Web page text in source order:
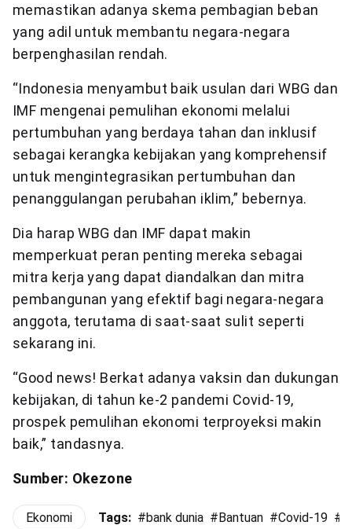
memastikan adanya skema pembagian beban
yang adil untuk membantu negara-negara
berpenghasilan rendah.
“Indonesia menyambut baik usulan dari WBG dan
IMF mengenai pemulihan ekonomi melalui
pertumbuhan yang berdaya tahan dan inklusif
sebagai kerangka kebijakan yang komprehensif
untuk mengintegrasikan pertumbuhan dan
penanggulangan perubahan iklim,” bebernya.
Dia harap WBG dan IMF dapat makin
memperkuat peran penting mereka sebagai
mitra kerja yang dapat diandalkan dan mitra
pembangunan yang efektif bagi negara-negara
anggota, terutama di saat-saat sulit seperti
sekarang ini.
“Good news! Berkat adanya vaksin dan dukungan
kebijakan, di tahun ke-2 pandemi Covid-19,
prospek pemulihan ekonomi terproyeksi makin
baik,” tandasnya.
Sumber: Okezone
Ekonomi Tags: #bank dunia #Bantuan #Covid-19 #